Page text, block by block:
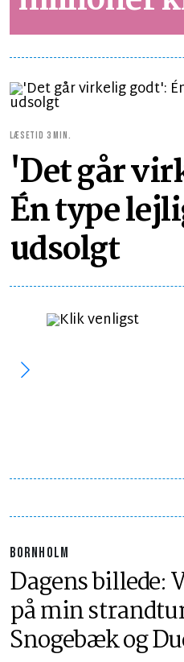
LÆSETID 3 MIN.
'Det går
Én type
udsolgt
BORNHOLM
Dagens billede:
på min
Snogebæk og